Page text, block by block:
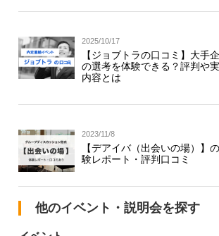
2025/10/17
【ジョブトラの口コミ】大手
の選考を体験できる？評判や
内容とは
2023/11/8
【デアイバ（出会いの場）】
験レポート・評判口コミ
他のイベント・説明会を探す